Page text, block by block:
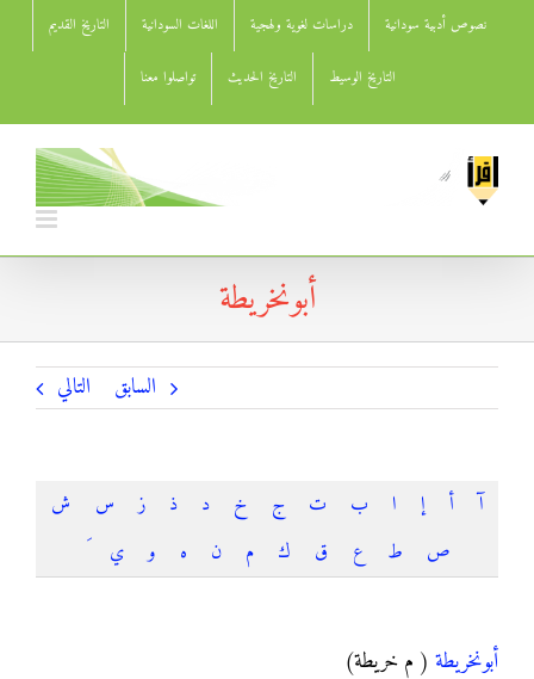
نصوص أدبية سودانية دراسات لغوية ولهجية اللغات السودانية التاريخ القديم
التاريخ الوسيط التاريخ الحديث تواصلوا معنا
أبونخريطة
السابق التالي
آ أ إ ا ب ت ج خ د ذ ز س
ش
ص
ط ع ق ك م ن ه و ي
أبونخريطة ( م خريطة)